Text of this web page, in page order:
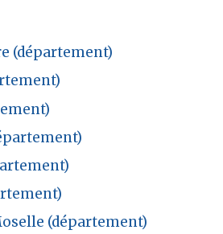
(département)
(département)